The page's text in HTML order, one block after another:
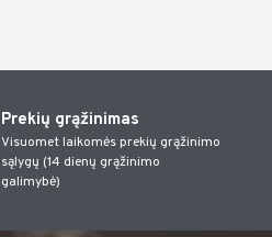
Prekių grąžinimas
Visuomet laikomės prekių grąžinimo
sąlygų (14 dienų grąžinimo
galimybė)